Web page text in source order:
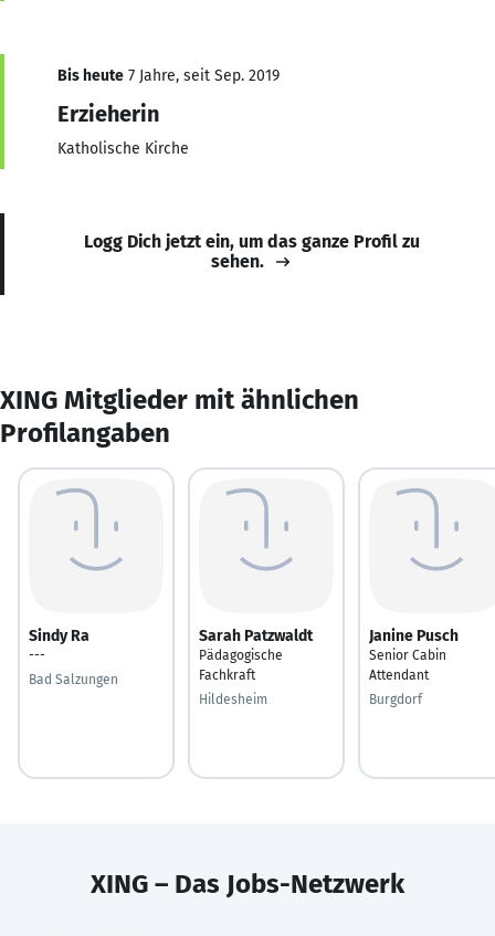
Bis heute 7 Jahre, seit Sep. 2019
Erzieherin
Katholische Kirche
Logg Dich jetzt ein, um das ganze Profil zu
sehen.
XING Mitglieder mit ähnlichen
Profilangaben
Sindy Ra
---
Bad Salzungen
Sarah Patzwaldt
Pädagogische
Fachkraft
Hildesheim
Janine Pusch
Senior Cabin
Attendant
Burgdorf
XING – Das Jobs-Netzwerk